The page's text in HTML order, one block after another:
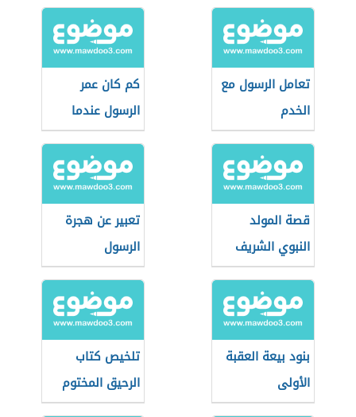
تعامل الرسول مع
الخدم
كم كان عمر
الرسول عندما
تزوج خديجة
قصة المولد
النبوي الشريف
تعبير عن هجرة
الرسول
بنود بيعة العقبة
الأولى
تلخيص كتاب
الرحيق المختوم